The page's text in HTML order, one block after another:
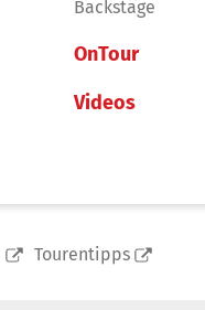
Backstage
OnTour
Videos
Tourentipps